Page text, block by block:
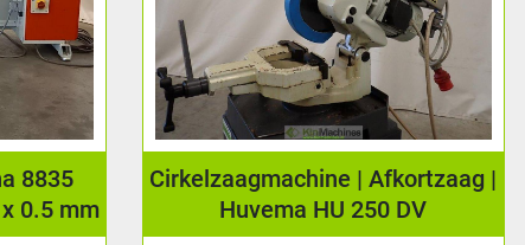
Cirkelzaagmachine | Afkortzaag |
Huvema HU 250 DV